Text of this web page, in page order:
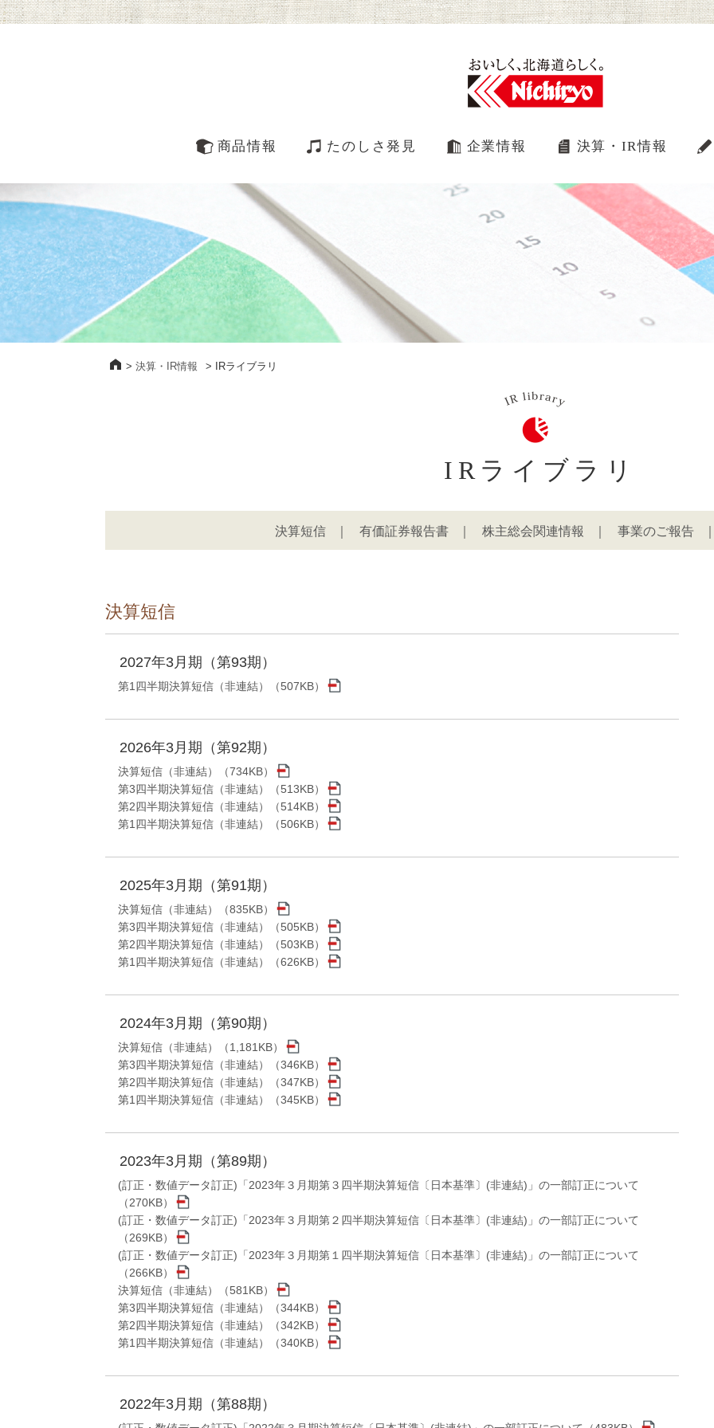
商品情報 たのしさ発見 企業情報 決算・IR情報
> 決算・IR情報 > IRライブラリ
IRライブラリ
決算短信 有価証券報告書 株主総会関連情報 事業のご報告
決算短信
2027年3月期（第93期）
第1四半期決算短信（非連結）（507KB）
2026年3月期（第92期）
決算短信（非連結）（734KB）
第3四半期決算短信（非連結）（513KB）
第2四半期決算短信（非連結）（514KB）
第1四半期決算短信（非連結）（506KB）
2025年3月期（第91期）
決算短信（非連結）（835KB）
第3四半期決算短信（非連結）（505KB）
第2四半期決算短信（非連結）（503KB）
第1四半期決算短信（非連結）（626KB）
2024年3月期（第90期）
決算短信（非連結）（1,181KB）
第3四半期決算短信（非連結）（346KB）
第2四半期決算短信（非連結）（347KB）
第1四半期決算短信（非連結）（345KB）
2023年3月期（第89期）
(訂正・数値データ訂正)「2023年３月期第３四半期決算短信〔日本基準〕(非連結)」の一部訂正について
（270KB）
(訂正・数値データ訂正)「2023年３月期第２四半期決算短信〔日本基準〕(非連結)」の一部訂正について
（269KB）
(訂正・数値データ訂正)「2023年３月期第１四半期決算短信〔日本基準〕(非連結)」の一部訂正について
（266KB）
決算短信（非連結）（581KB）
第3四半期決算短信（非連結）（344KB）
第2四半期決算短信（非連結）（342KB）
第1四半期決算短信（非連結）（340KB）
2022年3月期（第88期）